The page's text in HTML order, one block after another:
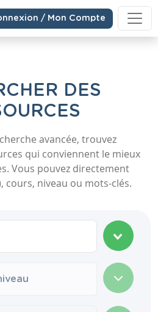
/ Mon Compte
DES
avancée, trouvez
qui conviennent le mieux
Vous pouvez directement
cours, niveau ou mots-clés.